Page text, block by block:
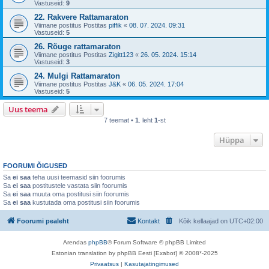
Vastuseid: 9
22. Rakvere Rattamaraton
Viimane postitus Postitas piffik « 08. 07. 2024. 09:31
Vastuseid: 5
26. Rõuge rattamaraton
Viimane postitus Postitas Zigitt123 « 26. 05. 2024. 15:14
Vastuseid: 3
24. Mulgi Rattamaraton
Viimane postitus Postitas J&K « 06. 05. 2024. 17:04
Vastuseid: 5
Uus teema
7 teemat • 1 . leht 1-st
Hüppa
FOORUMI ÕIGUSED
Sa ei saa teha uusi teemasid siin foorumis
Sa ei saa postitustele vastata siin foorumis
Sa ei saa muuta oma postitusi siin foorumis
Sa ei saa kustutada oma postitusi siin foorumis
Foorumi pealeht Kõik kellaajad on UTC+02:00
Kontakt
Arendas phpBB® Forum Software © phpBB Limited
Estonian translation by phpBB Eesti [Exabot] © 2008*-2025
Privaatsus | Kasutajatingimused